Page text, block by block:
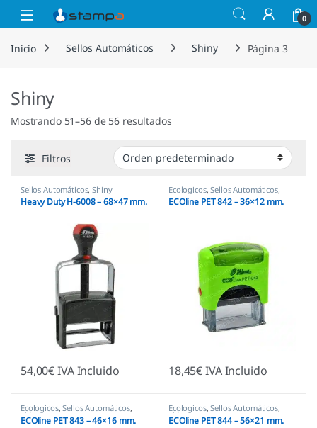
Saltar a la navegación
Saltar al contenido
Open 0
Inicio Sellos Automáticos Shiny Página 3
Shiny
Mostrando 51–56 de 56 resultados
Filtros
Sellos Automáticos,Shiny
Heavy Duty H-6008 – 68×47 mm.
54,00€IVA Incluido
Ecologicos,Sellos Automáticos,
Shiny
ECOline PET 842 – 36×12 mm.
18,45€IVA Incluido
Ecologicos,Sellos Automáticos,
Shiny
ECOline PET 843 – 46×16 mm.
Ecologicos,Sellos Automáticos,
Shiny
ECOline PET 844 – 56×21 mm.